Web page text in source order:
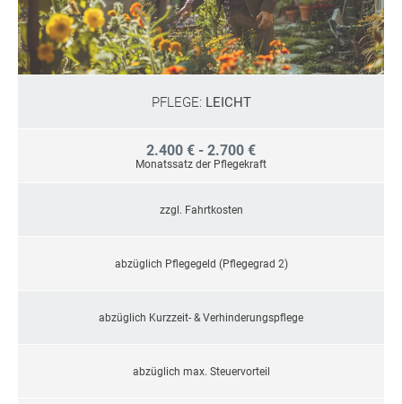
PFLEGE: LEICHT
2.400 € - 2.700 €
Monatssatz der Pflegekraft
zzgl. Fahrtkosten
abzüglich Pflegegeld (Pflegegrad 2)
abzüglich Kurzzeit- & Verhinderungspflege
abzüglich max. Steuervorteil